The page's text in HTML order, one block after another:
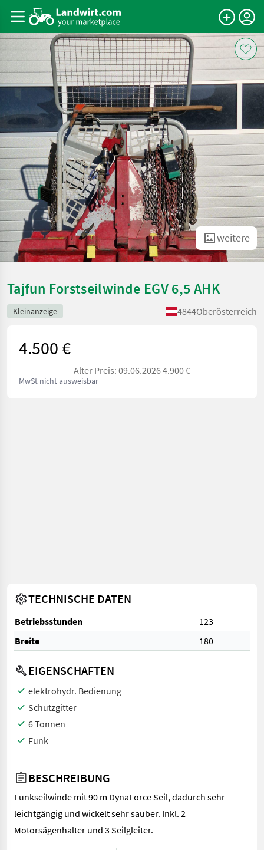
weitere
Tajfun Forstseilwinde EGV 6,5 AHK
Kleinanzeige 4844Oberösterreich
4.500 €
Alter Preis: 09.06.2026 4.900 €
MwSt nicht ausweisbar
TECHNISCHE DATEN
Betriebsstunden
123
Breite
180
EIGENSCHAFTEN
elektrohydr. Bedienung
Schutzgitter
6 Tonnen
Funk
BESCHREIBUNG
Funkseilwinde mit 90 m DynaForce Seil, dadurch sehr
leichtgängig und wickelt sehr sauber. Inkl. 2
Motorsägenhalter und 3 Seilgleiter.